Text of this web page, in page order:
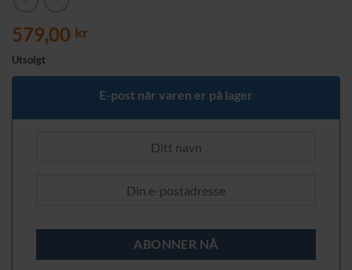
579,00 kr
Utsolgt
E-post når varen er på lager